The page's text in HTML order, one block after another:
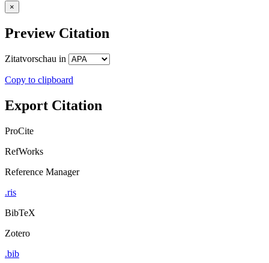
×
Preview Citation
Zitatvorschau in
Copy to clipboard
Export Citation
ProCite
RefWorks
Reference Manager
.ris
BibTeX
Zotero
.bib